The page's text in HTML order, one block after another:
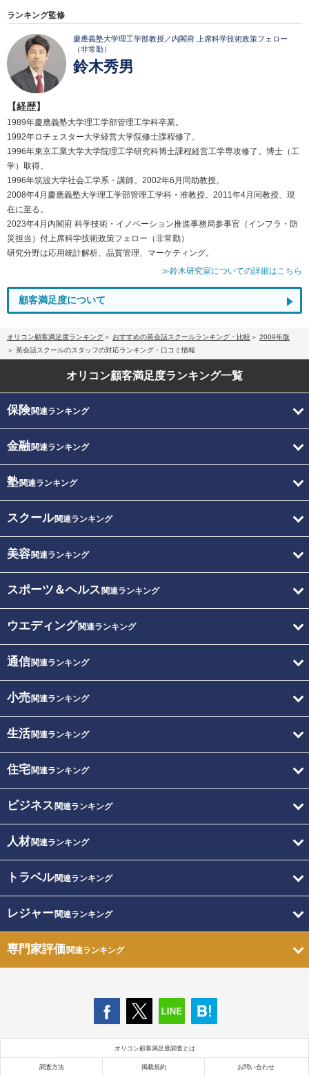
ランキング監修
慶應義塾大学理工学部教授／内閣府 上席科学技術政策フェロー
（非常勤）
鈴木秀男
【経歴】
1989年慶應義塾大学理工学部管理工学科卒業。
1992年ロチェスター大学経営大学院修士課程修了。
1996年東京工業大学大学院理工学研究科博士課程経営工学専攻修了。博士（工
学）取得。
1996年筑波大学社会工学系・講師。2002年6月同助教授。
2008年4月慶應義塾大学理工学部管理工学科・准教授。2011年4月同教授、現
在に至る。
2023年4月内閣府 科学技術・イノベーション推進事務局参事官（インフラ・防
災担当）付上席科学技術政策フェロー（非常勤）
研究分野は応用統計解析、品質管理、マーケティング。
≫鈴木研究室についての詳細はこちら
顧客満足度について
オリコン顧客満足度ランキング おすすめの英会話スクールランキング・比較
2009年版
英会話スクールのスタッフの対応ランキング・口コミ情報
オリコン顧客満足度ランキング一覧
保険関連ランキング
金融関連ランキング
塾関連ランキング
スクール関連ランキング
美容関連ランキング
スポーツ＆ヘルス 関連ランキング
ウエディング関連ランキング
通信関連ランキング
小売関連ランキング
生活関連ランキング
住宅関連ランキング
ビジネス 関連ランキング
人材関連ランキング
トラベル関連ランキング
レジャー関連ランキング
専門家評価関連ランキング
オリコン顧客満足度調査とは
調査方法 掲載規約 お問い合わせ